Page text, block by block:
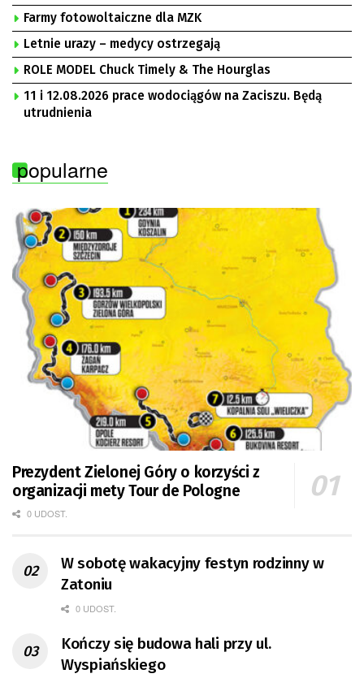
Uniwersyteckim w Zielonej Górze, Bogusław
Motowidełko, przewodniczący Zarządu Regionu NSZZ
„Solidarność” Zielona Góra
Farmy fotowoltaiczne dla MZK
Letnie urazy – medycy ostrzegają
ROLE MODEL Chuck Timely & The Hourglas
11 i 12.08.2026 prace wodociągów na Zaciszu. Będą
utrudnienia
popularne
Prezydent Zielonej Góry o korzyści z
organizacji mety Tour de Pologne
0 UDOST.
W sobotę wakacyjny festyn rodzinny w
Zatoniu
0 UDOST.
Kończy się budowa hali przy ul.
Wyspiańskiego